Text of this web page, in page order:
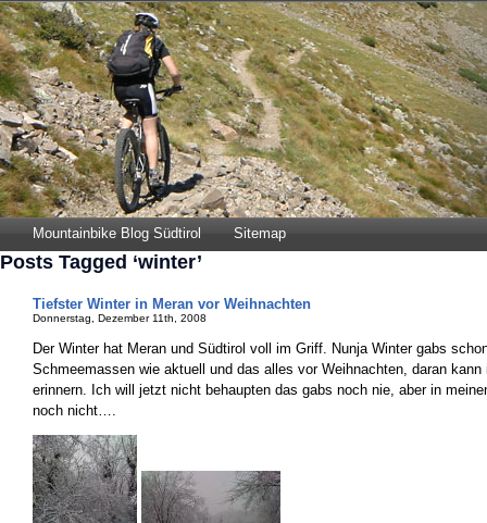
Mountainbike Blog Südtirol Sitemap
Posts Tagged ‘winter’
Tiefster Winter in Meran vor Weihnachten
Donnerstag, Dezember 11th, 2008
Der Winter hat Meran und Südtirol voll im Griff. Nunja Winter gabs
Schmeemassen wie aktuell und das alles vor Weihnachten, daran
erinnern. Ich will jetzt nicht behaupten das gabs noch nie, aber in
noch nicht….